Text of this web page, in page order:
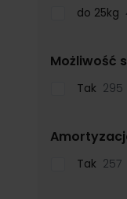
do 25kg
Możliwość
Tak 295
Tak 257